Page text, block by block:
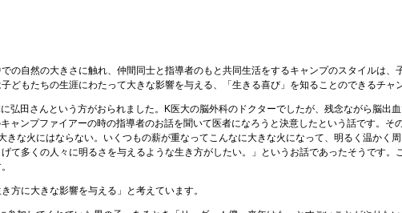
の自然の大きさに触れ、仲間同士と指導者のもと共同生活をするキャンプのスタイルは
どもたちの生涯にわたって大きな影響を与える、「生きる喜び」を知ることのできるチャ
弘田さんという方がおられました。K医大の脳外科のドクターでしたが、残念ながら脳出
ャンプファイアーの時の指導者のお話を聞いて医者になろうと決意したという話です。
きな火にはならない。いくつもの薪が重なってこんなに大きな火になって、明るく温かく
て多くの人々に明るさを与えるような生き方がしたい。」というお話であったそうです
方に大きな影響を与える」と考えています。